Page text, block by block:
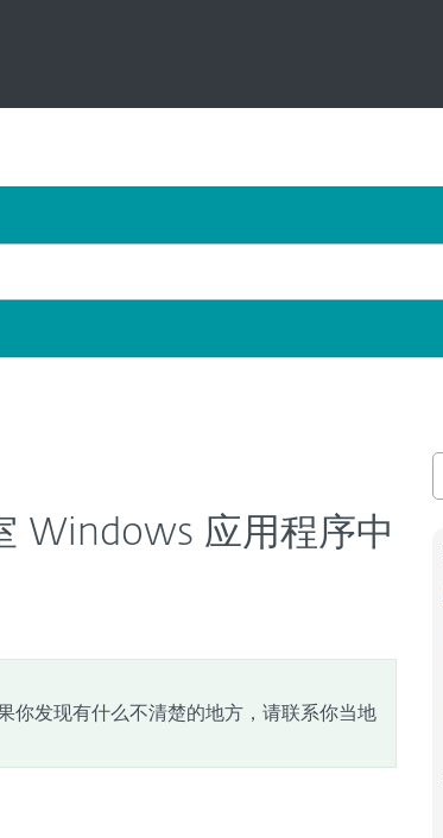
Windows 应用程序中
你发现有什么不清楚的地方，请联系你当地